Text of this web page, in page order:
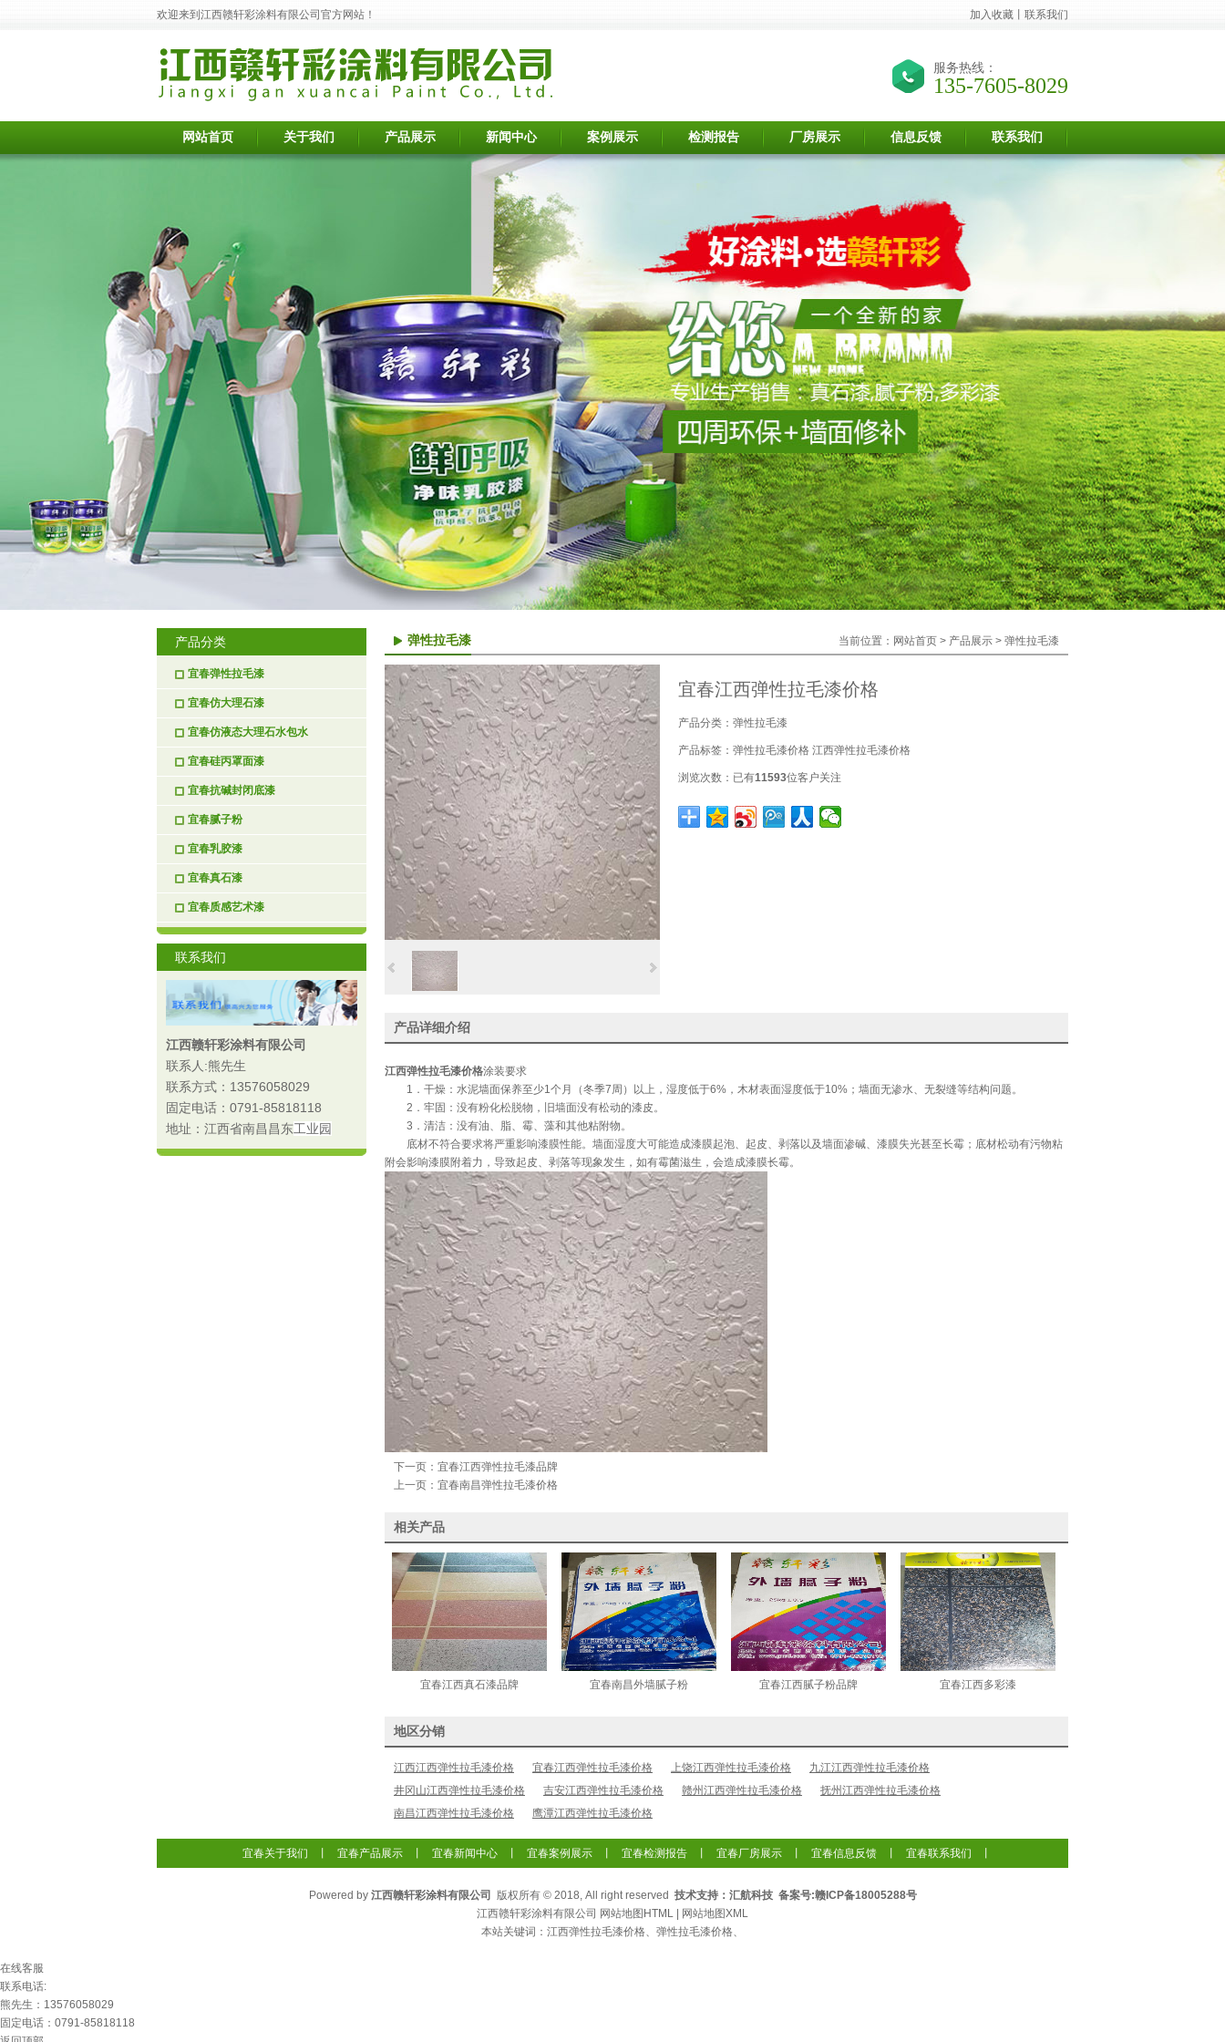
加入收藏 联系我们
欢迎来到江西赣轩彩涂料有限公司官方网站！
服务热线：
135-7605-8029
网站首页 关于我们 产品展示 新闻中心 案例展示 检测报告 厂房展示 信息反馈 联系我们
当前位置： 网站首页 > 产品展示 > 弹性拉毛漆
弹性拉毛漆
宜春江西弹性拉毛漆价格
产品分类： 弹性拉毛漆
产品标签： 弹性拉毛漆价格 江西弹性拉毛漆价格
浏览次数： 已有11593位客户关注
产品详细介绍
江西弹性拉毛漆价格涂装要求
1．干燥：水泥墙面保养至少1个月（冬季7周）以上，湿度低于6%，木材表面湿度低于10%；墙面无渗水、无裂缝等结构问题。
2．牢固：没有粉化松脱物，旧墙面没有松动的漆皮。
3．清洁：没有油、脂、霉、藻和其他粘附物。
底材不符合要求将严重影响漆膜性能。墙面湿度大可能造成漆膜起泡、起皮、剥落以及墙面渗碱、漆膜失光甚至长霉；底材松动有污物粘
附会影响漆膜附着力，导致起皮、剥落等现象发生，如有霉菌滋生，会造成漆膜长霉。
下一页： 宜春江西弹性拉毛漆品牌
上一页： 宜春南昌弹性拉毛漆价格
相关产品
宜春江西真石漆品牌 宜春南昌外墙腻子粉 宜春江西腻子粉品牌 宜春江西多彩漆
地区分销
江西江西弹性拉毛漆价格 宜春江西弹性拉毛漆价格 上饶江西弹性拉毛漆价格
九江江西弹性拉毛漆价格
井冈山江西弹性拉毛漆价格
吉安江西弹性拉毛漆价格 赣州江西弹性拉毛漆价格
抚州江西弹性拉毛漆价格
南昌江西弹性拉毛漆价格
鹰潭江西弹性拉毛漆价格
产品分类
宜春弹性拉毛漆
宜春仿大理石漆
宜春仿液态大理石水包水
宜春硅丙罩面漆
宜春抗碱封闭底漆
宜春腻子粉
宜春乳胶漆
宜春真石漆
宜春质感艺术漆
联系我们
江西赣轩彩涂料有限公司
联系人:熊先生
联系方式：13576058029
固定电话：0791-85818118
地址：江西省南昌昌东工业园
宜春关于我们 宜春产品展示 宜春新闻中心 宜春案例展示 宜春检测报告 宜春厂房展示 宜春信息反馈 宜春联系我们
Powered by 江西赣轩彩涂料有限公司 版权所有 © 2018, All right reserved 技术支持：汇航科技 备案号:赣ICP备18005288号
江西赣轩彩涂料有限公司 网站地图HTML
网站地图XML
本站关键词： 江西弹性拉毛漆价格、 弹性拉毛漆价格、
在线客服
联系电话:
熊先生：13576058029
固定电话：0791-85818118